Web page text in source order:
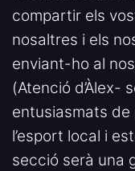
compartir els
nosaltres i els
enviant-ho al
(Atenció d’Àlex-
entusiasmats
l’esport local i
secció serà una